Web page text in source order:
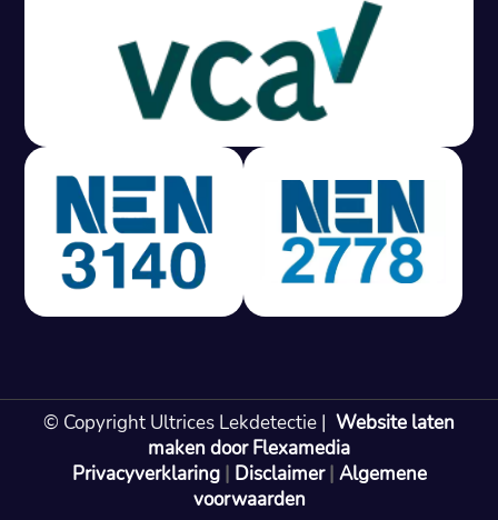
M
Gratis offerte in 24 uur
Geen lekkage? Geen betaling.
Vast tarief van € 395,- exc btw.
Rapport binnen 3 werkdagen.
100% RIsicovrij.
Vaak vergoed door verzekeraar.
Gratis offerte in 24 uur
Bel: 085 080 55 42
© Copyright Ultrices Lekdetectie | Website laten
maken door Flexamedia
Privacyverklaring| Disclaimer| Algemene
voorwaarden